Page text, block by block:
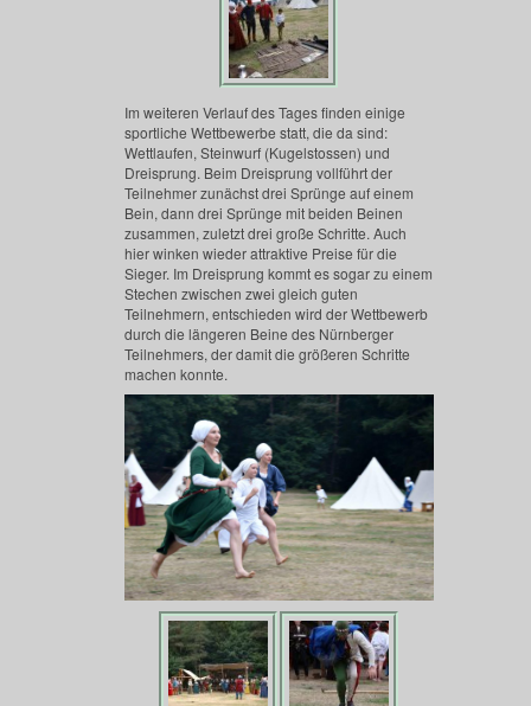
Im weiteren Verlauf des Tages finden einige
sportliche Wettbewerbe statt, die da sind:
Wettlaufen, Steinwurf (Kugelstossen) und
Dreisprung. Beim Dreisprung vollführt der
Teilnehmer zunächst drei Sprünge auf einem
Bein, dann drei Sprünge mit beiden Beinen
zusammen, zuletzt drei große Schritte. Auch
hier winken wieder attraktive Preise für die
Sieger. Im Dreisprung kommt es sogar zu einem
Stechen zwischen zwei gleich guten
Teilnehmern, entschieden wird der Wettbewerb
durch die längeren Beine des Nürnberger
Teilnehmers, der damit die größeren Schritte
machen konnte.